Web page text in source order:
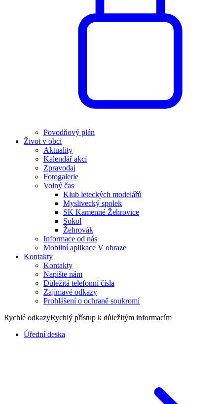
Povodňový plán
Život v obci
Aktuality
Kalendář akcí
Zpravodaj
Fotogalerie
Volný čas
Klub leteckých modelářů
Myslivecký spolek
SK Kamenné Žehrovice
Sokol
Žehrovák
Informace od nás
Mobilní aplikace V obraze
Kontakty
Kontakty
Napište nám
Důležitá telefonní čísla
Zajímavé odkazy
Prohlášení o ochraně soukromí
Rychlé odkazyRychlý přístup k důležitým informacím
Úřední deska